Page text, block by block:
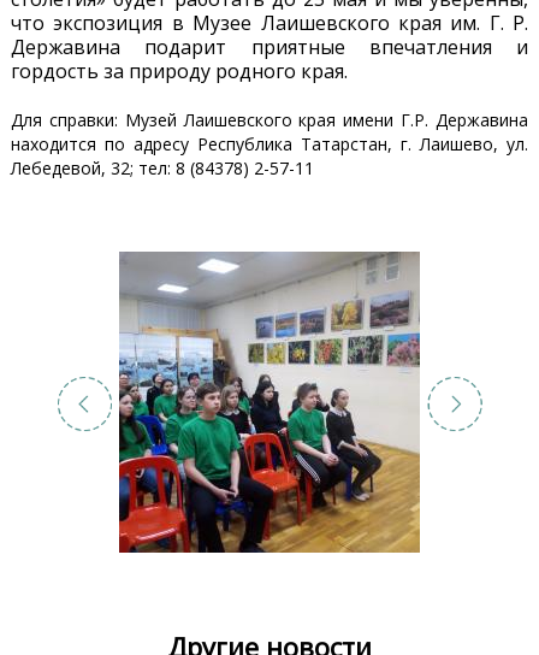
что экспозиция в Музее Лаишевского края им. Г. Р.
Державина подарит приятные впечатления и
гордость за природу родного края.
Для справки: Музей Лаишевского края имени Г.Р. Державина
находится по адресу Республика Татарстан, г. Лаишево, ул.
Лебедевой, 32; тел: 8 (84378) 2-57-11
Другие новости